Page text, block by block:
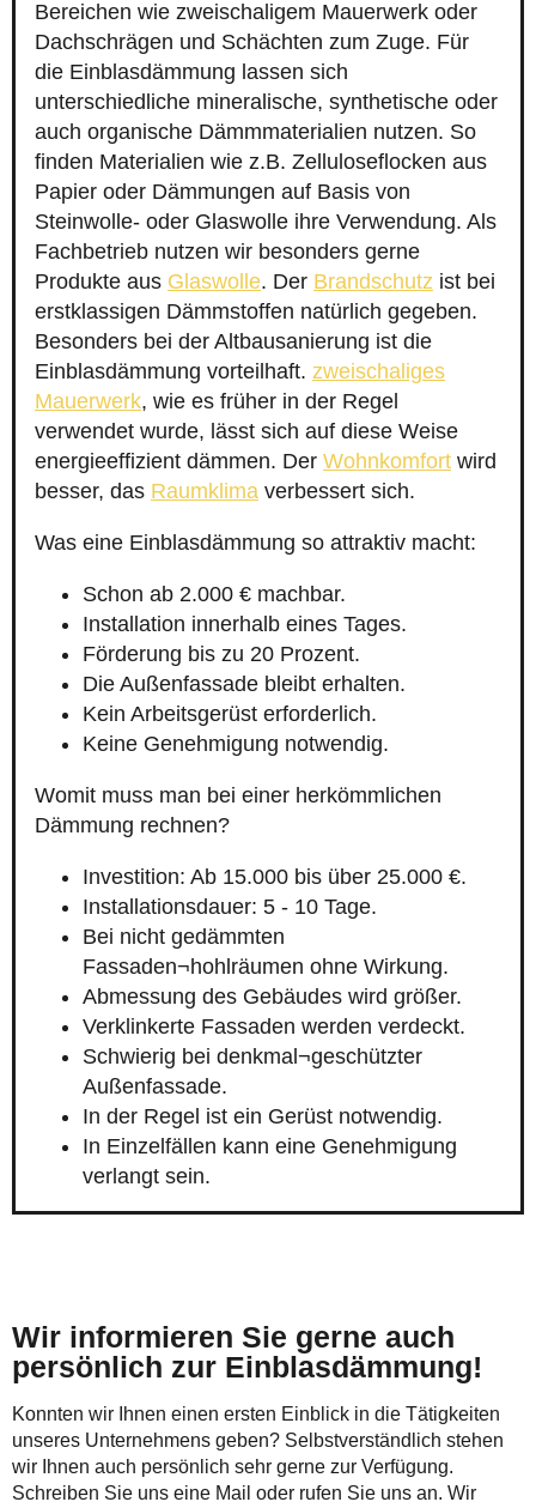
Bereichen wie zweischaligem Mauerwerk oder
Dachschrägen und Schächten zum Zuge. Für
die Einblasdämmung lassen sich
unterschiedliche mineralische, synthetische oder
auch organische Dämmmaterialien nutzen. So
finden Materialien wie z.B. Zelluloseflocken aus
Papier oder Dämmungen auf Basis von
Steinwolle- oder Glaswolle ihre Verwendung. Als
Fachbetrieb nutzen wir besonders gerne
Produkte aus Glaswolle. Der Brandschutz ist bei
erstklassigen Dämmstoffen natürlich gegeben.
Besonders bei der Altbausanierung ist die
Einblasdämmung vorteilhaft. zweischaliges
Mauerwerk, wie es früher in der Regel
verwendet wurde, lässt sich auf diese Weise
energieeffizient dämmen. Der Wohnkomfort wird
besser, das Raumklima verbessert sich.
Was eine Einblasdämmung so attraktiv macht:
Schon ab 2.000 € machbar.
Installation innerhalb eines Tages.
Förderung bis zu 20 Prozent.
Die Außenfassade bleibt erhalten.
Kein Arbeitsgerüst erforderlich.
Keine Genehmigung notwendig.
Womit muss man bei einer herkömmlichen
Dämmung rechnen?
Investition: Ab 15.000 bis über 25.000 €.
Installationsdauer: 5 - 10 Tage.
Bei nicht gedämmten
Fassaden¬hohlräumen ohne Wirkung.
Abmessung des Gebäudes wird größer.
Verklinkerte Fassaden werden verdeckt.
Schwierig bei denkmal¬geschützter
Außenfassade.
In der Regel ist ein Gerüst notwendig.
In Einzelfällen kann eine Genehmigung
verlangt sein.
Wir informieren Sie gerne auch
persönlich zur Einblasdämmung!
Konnten wir Ihnen einen ersten Einblick in die Tätigkeiten
unseres Unternehmens geben? Selbstverständlich stehen
wir Ihnen auch persönlich sehr gerne zur Verfügung.
Schreiben Sie uns eine Mail oder rufen Sie uns an. Wir